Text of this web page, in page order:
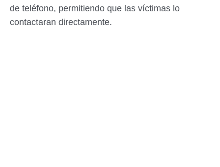
de teléfono, permitiendo que las víctimas lo
contactaran directamente.